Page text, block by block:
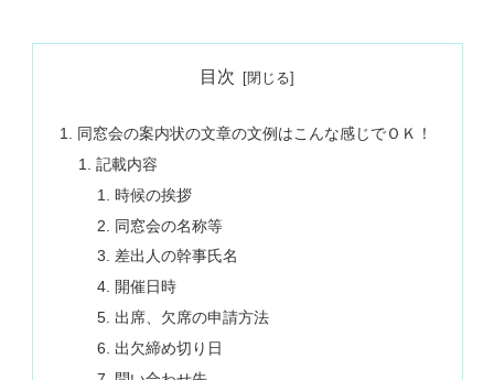
目次
同窓会の案内状の文章の文例はこんな感じでＯＫ！
記載内容
時候の挨拶
同窓会の名称等
差出人の幹事氏名
開催日時
出席、欠席の申請方法
出欠締め切り日